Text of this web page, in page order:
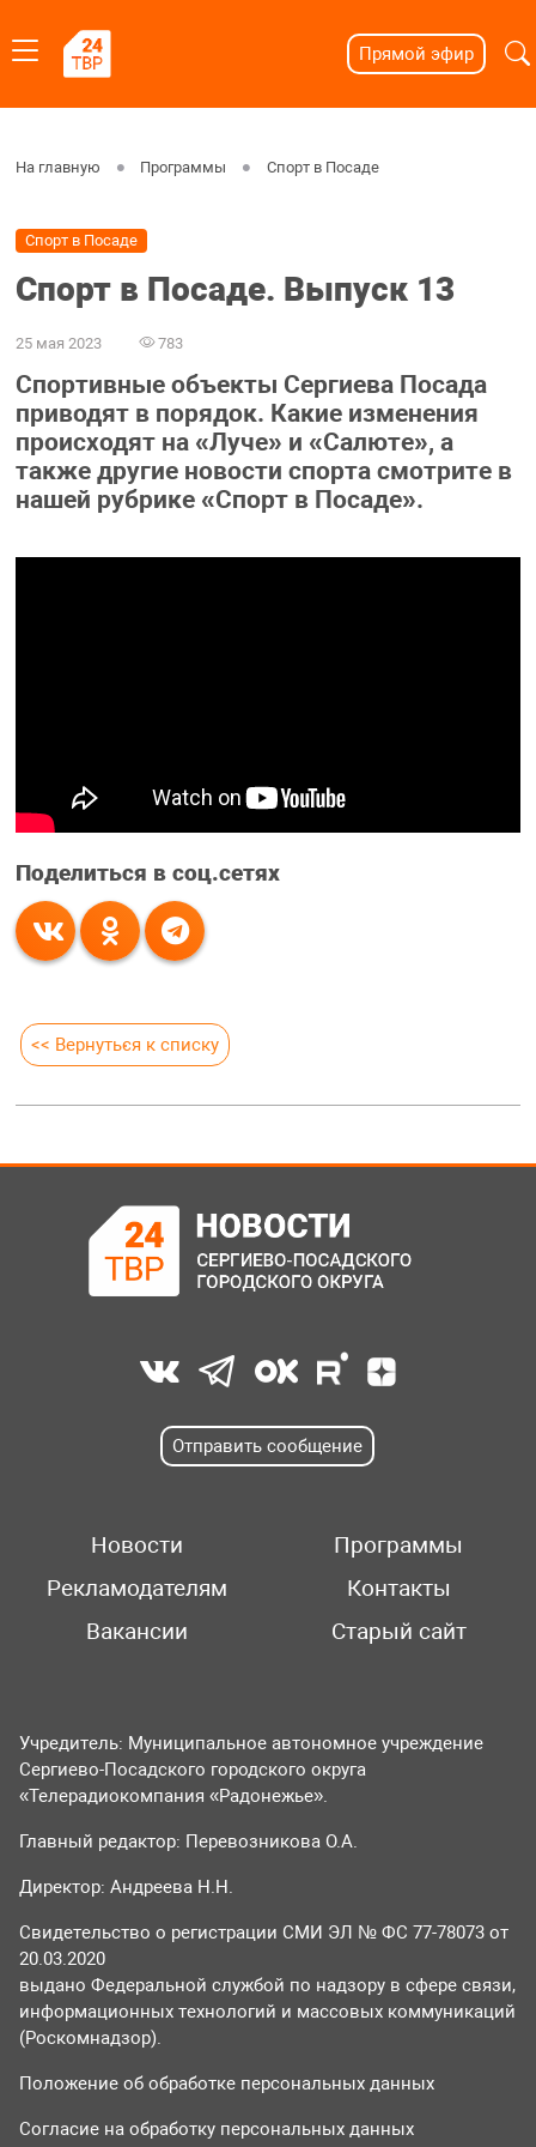
Прямой эфир
На главную Программы Спорт в Посаде
Спорт в Посаде
Спорт в Посаде. Выпуск 13
25 мая 2023 783
Спортивные объекты Сергиева Посада
приводят в порядок. Какие изменения
происходят на «Луче» и «Салюте», а
также другие новости спорта смотрите в
нашей рубрике «Спорт в Посаде».
Поделиться в соц.сетях
<< Вернуться к списку
Отправить сообщение
Новости
Программы
Рекламодателям
Контакты
Вакансии
Старый сайт
Учредитель: Муниципальное автономное учреждение
Сергиево-Посадского городского округа
«Телерадиокомпания «Радонежье».
Главный редактор: Перевозникова О.А.
Директор: Андреева Н.Н.
Свидетельство о регистрации СМИ ЭЛ № ФС 77-78073 от
20.03.2020
выдано Федеральной службой по надзору в сфере связи,
информационных технологий и массовых коммуникаций
(Роскомнадзор).
Положение об обработке персональных данных
Согласие на обработку персональных данных